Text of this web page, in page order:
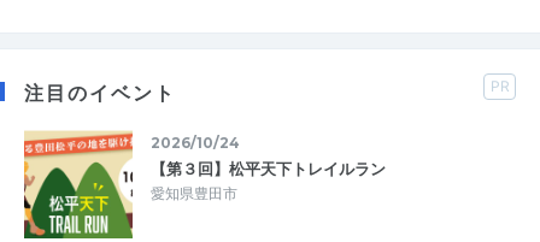
注目のイベント PR
2026/10/24
【第３回】松平天下トレイルラン
愛知県豊田市